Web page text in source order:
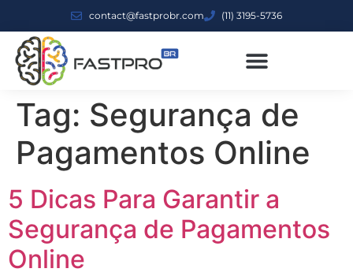
contact@fastprobr.com (11) 3195-5736
Tag: Segurança de
Pagamentos Online
5 Dicas Para Garantir a
Segurança de Pagamentos
Online